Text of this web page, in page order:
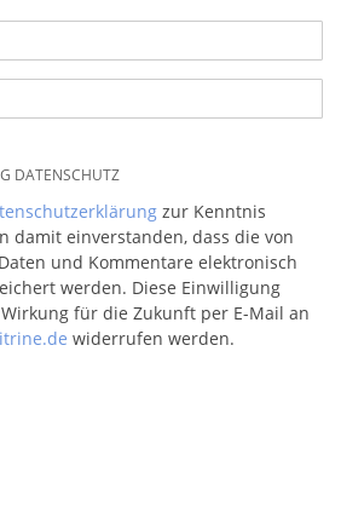
DATENSCHUTZ
zur Kenntnis
damit einverstanden, dass die von
und Kommentare elektronisch
werden. Diese Einwilligung
für die Zukunft per E-Mail an
widerrufen werden.